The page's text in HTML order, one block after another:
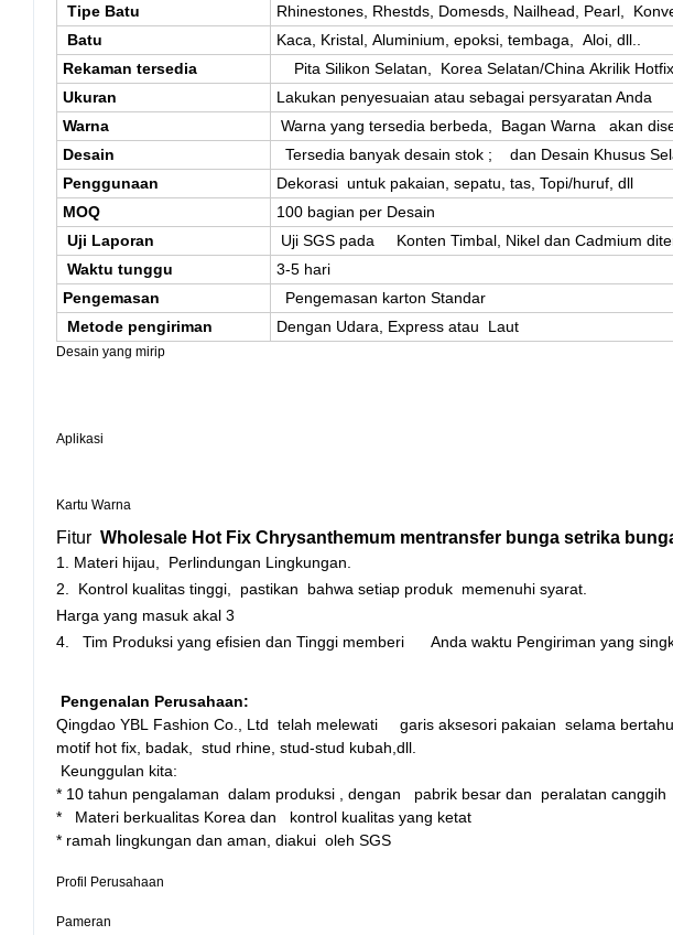
Tipe Batu
Rhinestones, Rhestds, Domesds, Nailhead, Pearl,
Batu
Kaca, Kristal, Aluminium, epoksi, tembaga, Aloi, dll..
Rekaman tersedia
Pita Silikon Selatan, Korea Selatan/China Akrilik
Ukuran
Lakukan penyesuaian atau sebagai persyaratan Anda
Warna
Warna yang tersedia berbeda, Bagan Warna akan
Desain
Tersedia banyak desain stok ; dan Desain Khusus
Penggunaan
Dekorasi untuk pakaian, sepatu, tas, Topi/huruf, dll
MOQ
100 bagian per Desain
Uji Laporan
Uji SGS pada Konten Timbal, Nikel dan Cadmium
Waktu tunggu
3-5 hari
Pengemasan
Pengemasan karton Standar
Metode pengiriman
Dengan Udara, Express atau Laut
Desain yang mirip
Aplikasi
Kartu Warna
Fitur Wholesale Hot Fix Chrysanthemum mentransfer bunga setrika
1. Materi hijau, Perlindungan Lingkungan.
2. Kontrol kualitas tinggi, pastikan bahwa setiap produk memenuhi syarat.
Harga yang masuk akal 3
4. Tim Produksi yang efisien dan Tinggi memberi Anda waktu Pengiriman yang
Pengenalan Perusahaan:
Qingdao YBL Fashion Co., Ltd telah melewati garis aksesori pakaian selama
motif hot fix, badak, stud rhine, stud-stud kubah,dll.
Keunggulan kita:
* 10 tahun pengalaman dalam produksi , dengan pabrik besar dan peralatan canggih
* Materi berkualitas Korea dan kontrol kualitas yang ketat
* ramah lingkungan dan aman, diakui oleh SGS
Profil Perusahaan
Pameran